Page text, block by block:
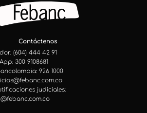
Contáctenos
(604) 444 42 91
300 9108681
926 1000
judiciales: